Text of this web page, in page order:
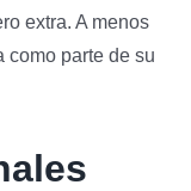
extra. A menos
como parte de su